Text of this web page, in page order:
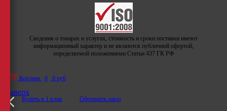
Сведения о товарах и услугах, стоимость и сроки поставки имеют
информационный характер и не являются публичной офертой,
определяемой положениями Статьи 437 ГК РФ
Корзина 0 0 руб
Купить в 1 клик Оформить заказ
Наверх